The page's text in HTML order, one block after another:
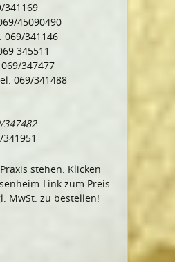
341169
45090490
069/341146
345511
347477
069/341488
347482
stehen. Klicken
Link zum Preis
MwSt. zu bestellen!